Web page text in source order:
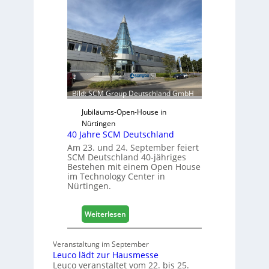
s
j
a
h
r
r
e
t
e
r
f
ü
r
D
c
+
H
o
2
0
8
Bild: SCM Group Deutschland GmbH
Jubiläums-Open-House in
Nürtingen
40 Jahre SCM Deutschland
Am 23. und 24. September feiert
SCM Deutschland 40-jähriges
Bestehen mit einem Open House
im Technology Center in
Nürtingen.
Weiterlesen:
4
J
a
Veranstaltung im September
Leuco lädt zur Hausmesse
Leuco veranstaltet vom 22. bis 25.